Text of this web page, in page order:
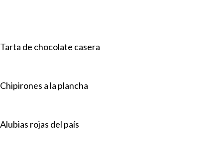
Tarta de chocolate casera
Chipirones a la plancha
Alubias rojas del país